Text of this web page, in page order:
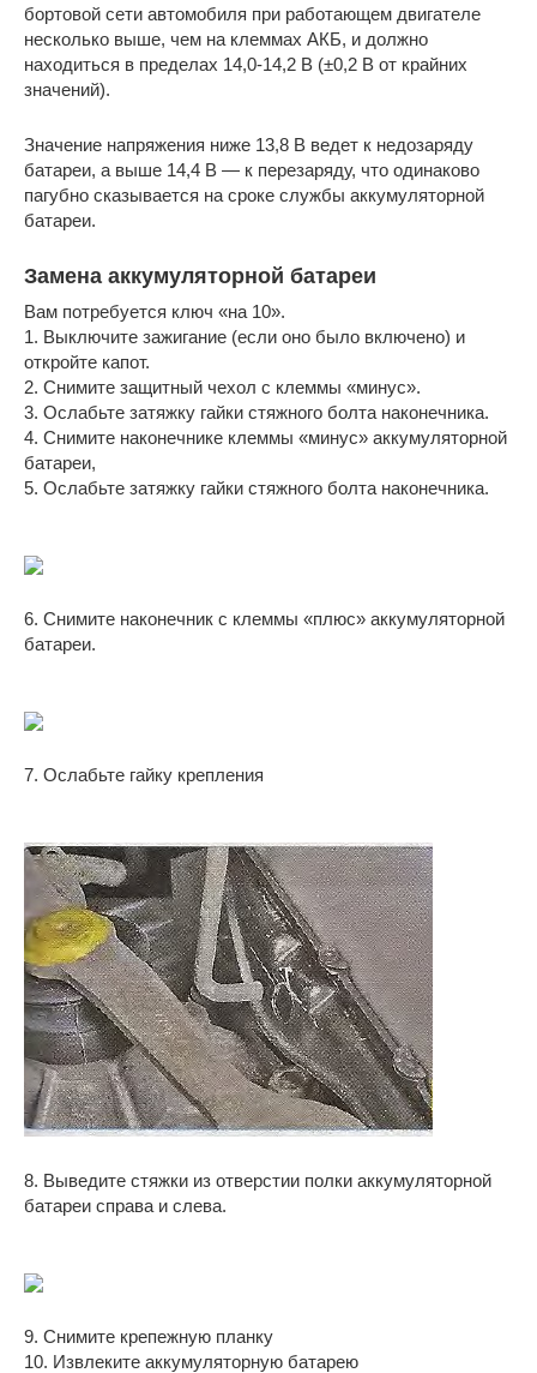
бортовой сети автомобиля при работающем двигателе
несколько выше, чем на клеммах АКБ, и должно
находиться в пределах 14,0-14,2 В (±0,2 В от крайних
значений).
Значение напряжения ниже 13,8 В ведет к недозаряду
батареи, а выше 14,4 В — к перезаряду, что одинаково
пагубно сказывается на сроке службы аккумуляторной
батареи.
Замена аккумуляторной батареи
Вам потребуется ключ «на 10».
1. Выключите зажигание (если оно было включено) и
откройте капот.
2. Снимите защитный чехол с клеммы «минус».
3. Ослабьте затяжку гайки стяжного болта наконечника.
4. Снимите наконечнике клеммы «минус» аккумуляторной
батареи,
5. Ослабьте затяжку гайки стяжного болта наконечника.
6. Снимите наконечник с клеммы «плюс» аккумуляторной
батареи.
7. Ослабьте гайку крепления
8. Выведите стяжки из отверстии полки аккумуляторной
батареи справа и слева.
9. Снимите крепежную планку
10. Извлеките аккумуляторную батарею